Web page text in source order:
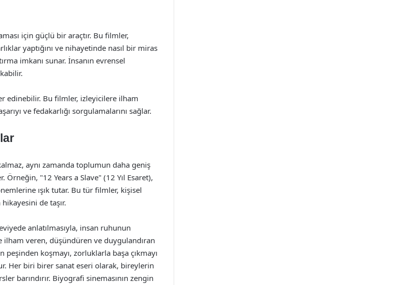
için güçlü bir araçtır. Bu filmler,
yaptığını ve nihayetinde nasıl bir miras
imkanı sunar. İnsanın evrensel
edinebilir. Bu filmler, izleyicilere ilham
ve fedakarlığı sorgulamalarını sağlar.
aynı zamanda toplumun daha geniş
"12 Years a Slave" (12 Yıl Esaret),
ışık tutar. Bu tür filmler, kişisel
de taşır.
anlatılmasıyla, insan ruhunun
veren, düşündüren ve duygulandıran
koşmayı, zorluklarla başa çıkmayı
Her biri birer sanat eseri olarak, bireylerin
barındırır. Biyografi sinemasının zengin